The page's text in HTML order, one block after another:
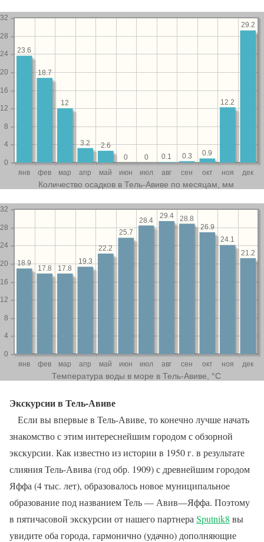
Экскурсии в Тель-Авиве
Если вы впервые в Тель-Авиве, то конечно лучше начать
знакомство с этим интереснейшим городом с обзорной
экскурсии. Как известно из истории в 1950 г. в результате
слияния Тель-Авива (год обр. 1909) с древнейшим городом
Яффа (4 тыс. лет), образовалось новое муниципальное
образование под названием Тель — Авив—Яффа. Поэтому
в пятичасовой экскурсии от нашего партнера Sputnik8 вы
увидите оба города, гармонично (удачно) дополняющие